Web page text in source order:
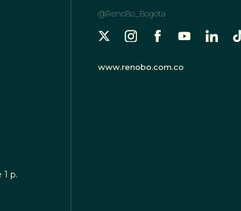
p.
@RenoBo_Bogota
www.renobo.com.co